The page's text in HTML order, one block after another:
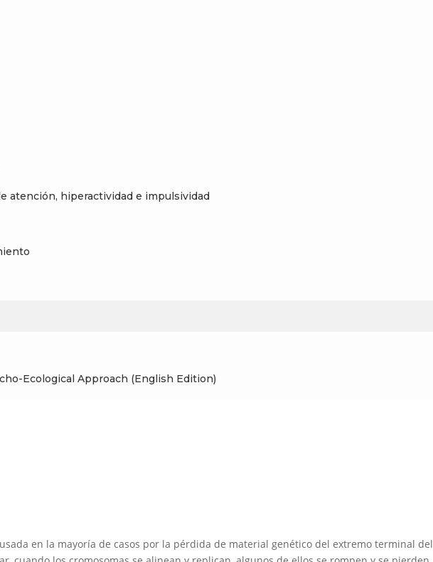
atención, hiperactividad e impulsividad
Ecological Approach (English Edition)
en la mayoría de casos por la pérdida de material genético del extremo terminal del